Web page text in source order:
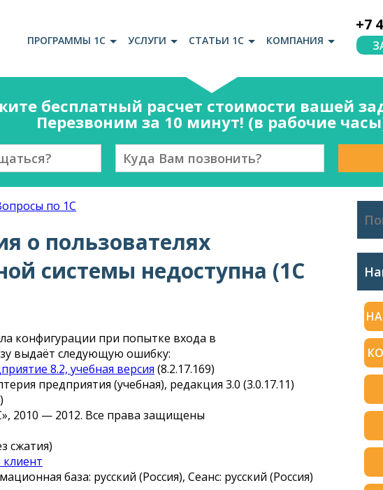
ПРОГРАММЫ 1С УСЛУГИ СТАТЬИ 1С КОМПАНИЯ
+7
бесплатный расчет стоимости вашей
Перезвоним за 10 минут! (в рабочие
по 1С
о пользователях
системы недоступна (1С
конфигурации при попытке входа в
выдаёт следующую ошибку:
8.2, учебная версия (8.2.17.169)
предприятия (учебная), редакция 3.0 (3.0.17.11)
2010 — 2012. Все права защищены
сжатия)
база: русский (Россия), Сеанс: русский (Россия)